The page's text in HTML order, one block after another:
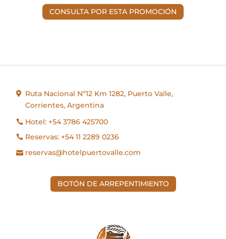
CONSULTA POR ESTA PROMOCIÓN
Ruta Nacional Nº12 Km 1282, Puerto Valle,
Corrientes, Argentina
Hotel: +54 3786 425700
Reservas: +54 11 2289 0236
reservas@hotelpuertovalle.com
BOTÓN DE ARREPENTIMIENTO